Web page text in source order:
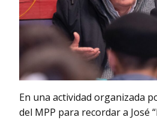
En una actividad organizada
del MPP para recordar a José